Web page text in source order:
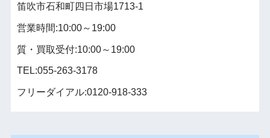
笛吹市石和町四日市場1713-1
営業時間:10:00～19:00
質・買取受付:10:00～19:00
TEL:055-263-3178
フリーダイアル:0120-918-333